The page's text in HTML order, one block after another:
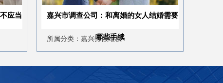
嘉兴市调查公司：和离婚的女人结婚需要
哪些手续
所属分类：嘉兴打假维权
嘉兴市私家侦探：